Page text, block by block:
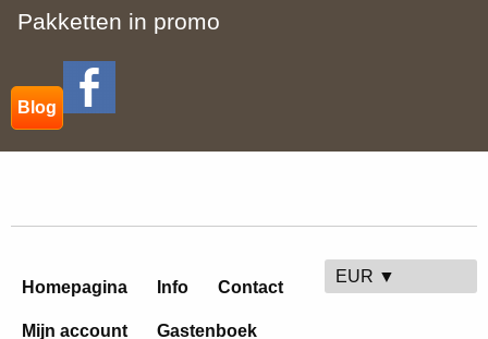
Pakketten in promo
Blog
Homepagina Info Contact
Mijn account Gastenboek
EUR ▼